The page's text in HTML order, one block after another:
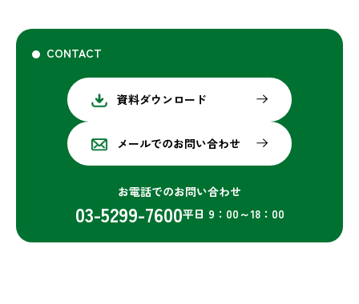
CONTACT
資料ダウンロード
メールでのお問い合わせ
お電話でのお問い合わせ
03-5299-7600平日 9：00～18：00